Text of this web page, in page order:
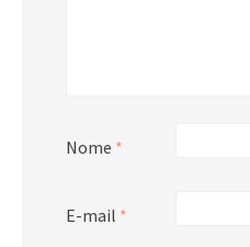
Nome *
E-mail *